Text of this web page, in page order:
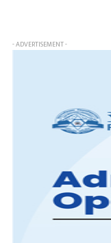
- ADVERTISEMENT -